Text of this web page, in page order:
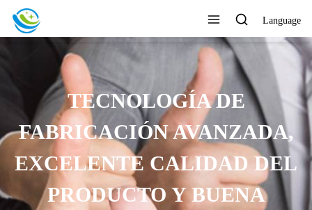
Language
TECNOLOGÍA DE
FABRICACIÓN AVANZADA,
EXCELENTE CALIDAD DEL
PRODUCTO Y BUENA